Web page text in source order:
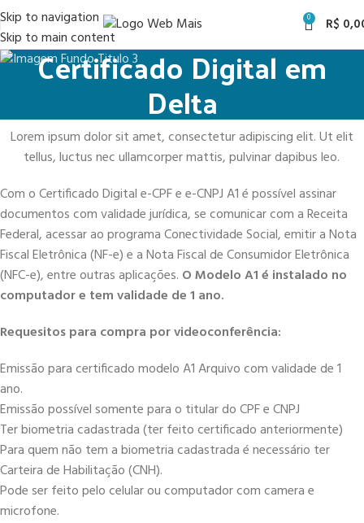
Skip to navigation
Skip to main content
0 R$
Certificado Digital em
Delta
Lorem ipsum dolor sit amet, consectetur adipiscing elit. Ut elit
tellus, luctus nec ullamcorper mattis, pulvinar dapibus leo.
Com o Certificado Digital e-CPF e e-CNPJ A1 é possível assinar
documentos com validade jurídica, se comunicar com a Receita
Federal, acessar ao programa Conectividade Social, emitir a Nota
Fiscal Eletrônica (NF-e) e a Nota Fiscal de Consumidor Eletrônica
(NFC-e), entre outras aplicações. O Modelo A1 é instalado no
computador e tem validade de 1 ano.
Requesitos para compra por videoconferência:
Emissão para certificado modelo A1 Arquivo com validade de 1
ano.
Emissão possível somente para o titular do CPF e CNPJ
Ter biometria cadastrada (ter feito certificado anteriormente)
Para quem não tem a biometria cadastrada é necessário ter
Carteira de Habilitação (CNH).
Pode ser feito pelo celular ou computador com camera e
microfone.